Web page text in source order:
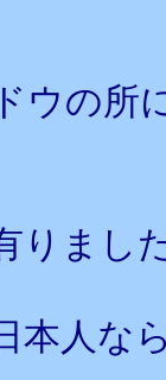
ウの所
りまし
本人な